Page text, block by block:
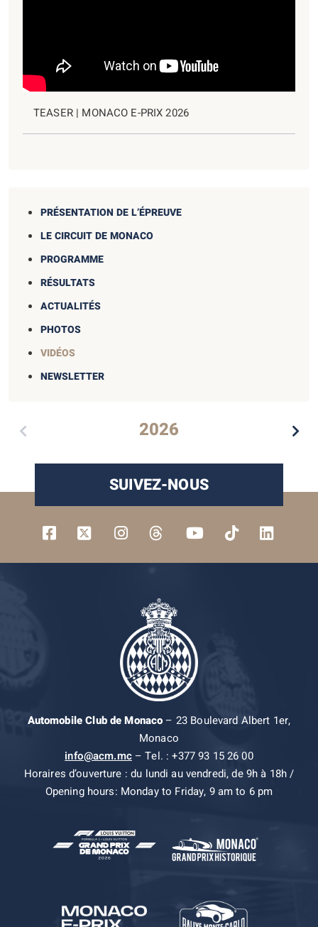
PRÉSENTATION DE L’ÉPREUVE
LE CIRCUIT DE MONACO
PROGRAMME
RÉSULTATS
ACTUALITÉS
PHOTOS
VIDÉOS
NEWSLETTER
2026
TEASER | MONACO E-PRIX 2026
SUIVEZ-NOUS
Automobile Club de Monaco– 23 Boulevard Albert 1er,
Monaco
info@acm.mc– Tel. : +377 93 15 26 00
Horaires d’ouverture : du lundi au vendredi, de 9h à 18h /
Opening hours: Monday to Friday, 9 am to 6 pm